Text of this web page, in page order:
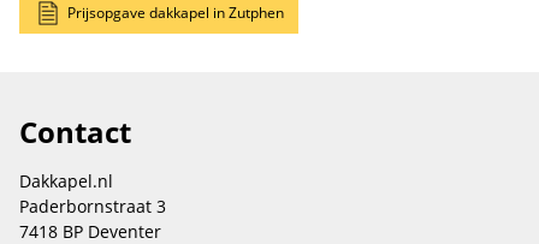
Prijsopgave dakkapel in Zutphen
Contact
Dakkapel.nl
Paderbornstraat 3
7418 BP Deventer